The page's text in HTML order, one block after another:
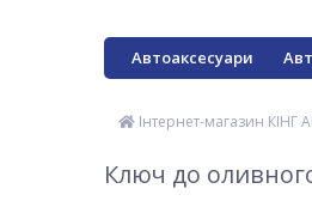
Автоаксесуари
Інтернет-магазин КІНГ
Ключ до